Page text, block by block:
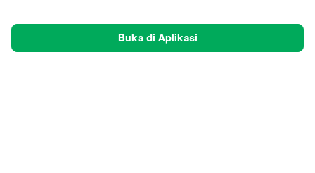
Buka di Aplikasi